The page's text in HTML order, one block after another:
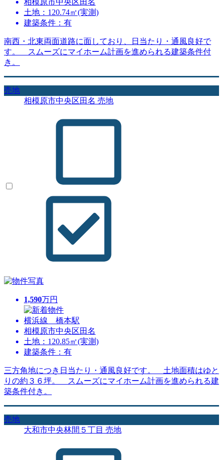
土地：120.74㎡(実測)
建築条件：有
南西・北東両面道路に面しており、日当たり・通風良好で
す。 スムーズにマイホーム計画を進められる建築条件付
き。
売地
相模原市中央区田名 売地
1,590万円
横浜線 橋本駅
相模原市中央区田名
土地：120.85㎡(実測)
建築条件：有
三方角地につき日当たり・通風良好です。 土地面積はゆと
りの約３６坪。 スムーズにマイホーム計画を進められる建
築条件付き。
売地
大和市中央林間５丁目 売地